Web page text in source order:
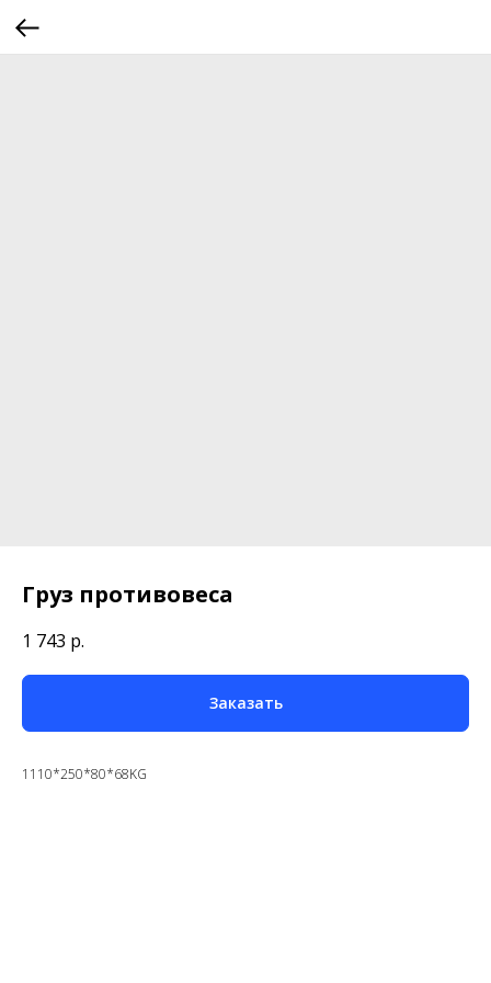
Груз противовеса
1 743 р.
Заказать
1110*250*80*68KG